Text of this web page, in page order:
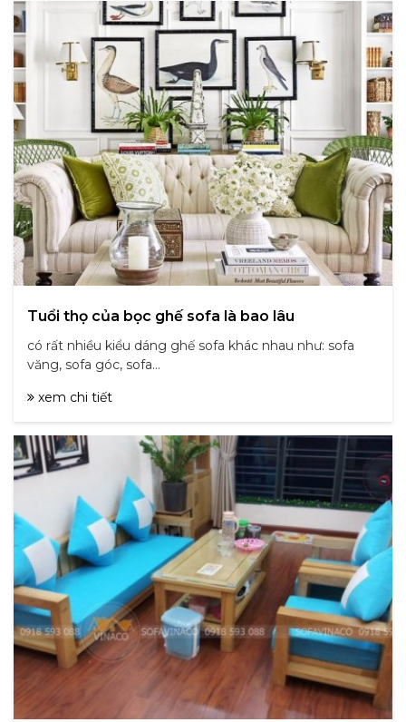
Tuổi thọ của bọc ghế sofa là bao lâu
có rất nhiều kiểu dáng ghế sofa khác nhau như: sofa
văng, sofa góc, sofa...
xem chi tiết